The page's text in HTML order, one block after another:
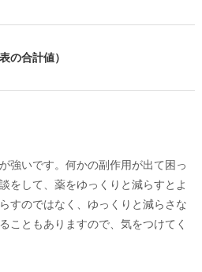
の合計値）
強いです。何かの副作用が出て困っ
して、薬をゆっくりと減らすとよ
すのではなく、ゆっくりと減らさな
こともありますので、気をつけてく